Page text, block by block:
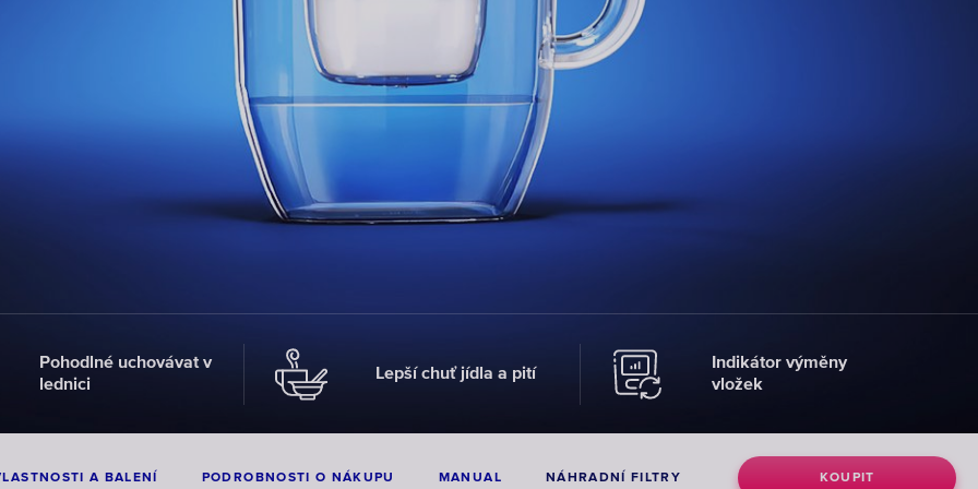
Pohodlné uchovávat v
lednici
Lepší chuť jídla a pití
Indikátor výměny
vložek
A BALENÍ PODROBNOSTI O NÁKUPU MANUAL NÁHRADNÍ FILTRY KOUPIT